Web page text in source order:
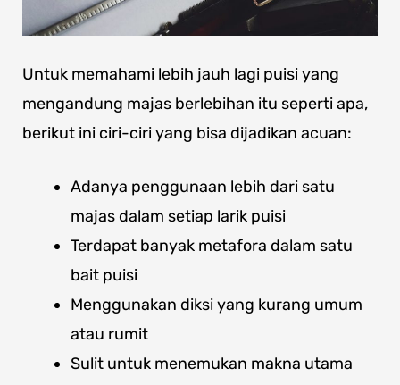
Untuk memahami lebih jauh lagi puisi yang
mengandung majas berlebihan itu seperti apa,
berikut ini ciri-ciri yang bisa dijadikan acuan:
Adanya penggunaan lebih dari satu
majas dalam setiap larik puisi
Terdapat banyak metafora dalam satu
bait puisi
Menggunakan diksi yang kurang umum
atau rumit
Sulit untuk menemukan makna utama